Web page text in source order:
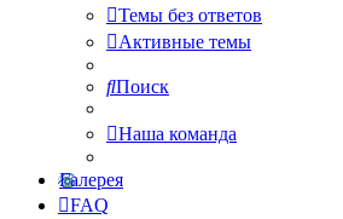
Темы без ответов
Активные темы
Поиск
Наша команда
Галерея
FAQ